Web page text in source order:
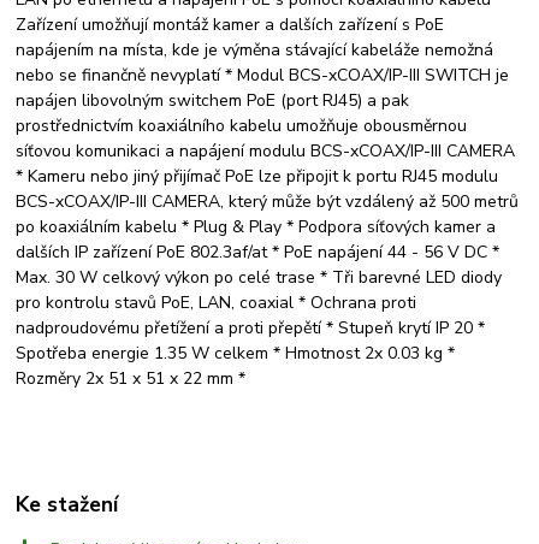
Zařízení umožňují montáž kamer a dalších zařízení s PoE
napájením na místa, kde je výměna stávající kabeláže nemožná
nebo se finančně nevyplatí * Modul BCS-xCOAX/IP-III SWITCH je
napájen libovolným switchem PoE (port RJ45) a pak
prostřednictvím koaxiálního kabelu umožňuje obousměrnou
síťovou komunikaci a napájení modulu BCS-xCOAX/IP-III CAMERA
* Kameru nebo jiný přijímač PoE lze připojit k portu RJ45 modulu
BCS-xCOAX/IP-III CAMERA, který může být vzdálený až 500 metrů
po koaxiálním kabelu * Plug & Play * Podpora síťových kamer a
dalších IP zařízení PoE 802.3af/at * PoE napájení 44 - 56 V DC *
Max. 30 W celkový výkon po celé trase * Tři barevné LED diody
pro kontrolu stavů PoE, LAN, coaxial * Ochrana proti
nadproudovému přetížení a proti přepětí * Stupeň krytí IP 20 *
Spotřeba energie 1.35 W celkem * Hmotnost 2x 0.03 kg *
Rozměry 2x 51 x 51 x 22 mm *
Ke stažení